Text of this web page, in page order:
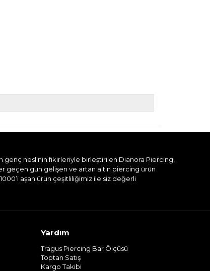
genç neslinin fikirleriyle birleştirilen Dianora Piercing,
geçen gün gelişen ve artan altın piercing ürün
aşan ürün çeşitliliğimiz ile siz değerli
Yardım
Tragus Piercing Bar Ölçüsü
Toptan Satış
Kargo Takibi